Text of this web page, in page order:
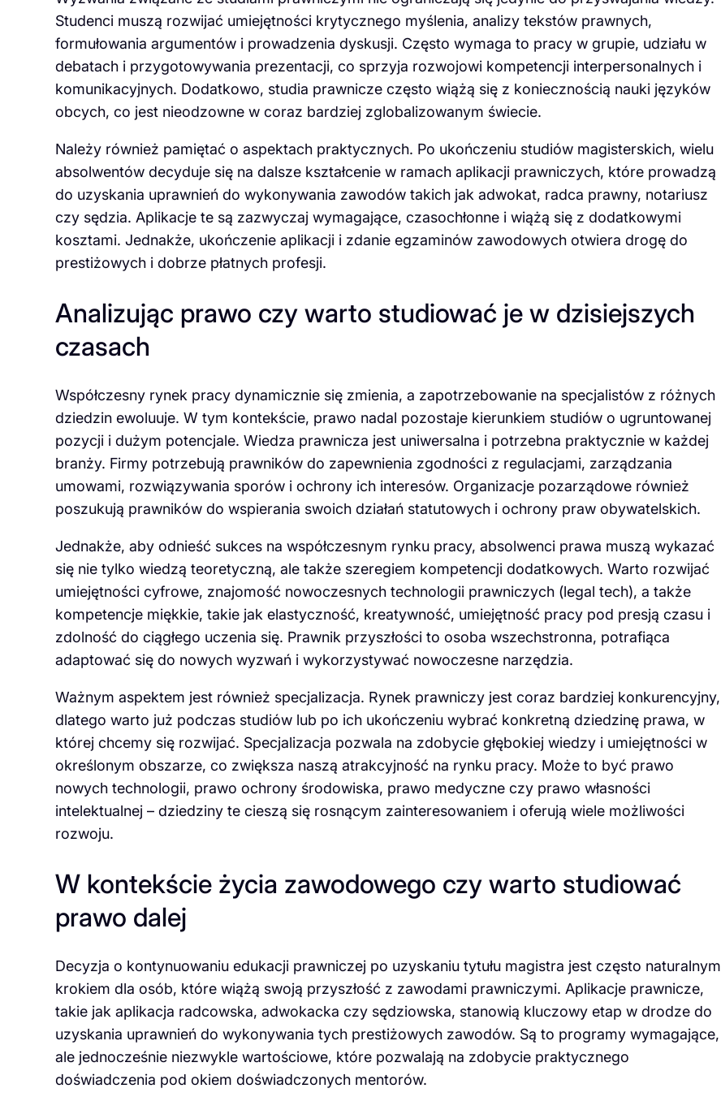
Studenci muszą rozwijać umiejętności krytycznego myślenia, analizy tekstów prawnych,
formułowania argumentów i prowadzenia dyskusji. Często wymaga to pracy w grupie, udziału w
debatach i przygotowywania prezentacji, co sprzyja rozwojowi kompetencji interpersonalnych i
komunikacyjnych. Dodatkowo, studia prawnicze często wiążą się z koniecznością nauki języków
obcych, co jest nieodzowne w coraz bardziej zglobalizowanym świecie.
Należy również pamiętać o aspektach praktycznych. Po ukończeniu studiów magisterskich, wielu
absolwentów decyduje się na dalsze kształcenie w ramach aplikacji prawniczych, które prowadzą
do uzyskania uprawnień do wykonywania zawodów takich jak adwokat, radca prawny, notariusz
czy sędzia. Aplikacje te są zazwyczaj wymagające, czasochłonne i wiążą się z dodatkowymi
kosztami. Jednakże, ukończenie aplikacji i zdanie egzaminów zawodowych otwiera drogę do
prestiżowych i dobrze płatnych profesji.
Analizując prawo czy warto studiować je w dzisiejszych
czasach
Współczesny rynek pracy dynamicznie się zmienia, a zapotrzebowanie na specjalistów z różnych
dziedzin ewoluuje. W tym kontekście, prawo nadal pozostaje kierunkiem studiów o ugruntowanej
pozycji i dużym potencjale. Wiedza prawnicza jest uniwersalna i potrzebna praktycznie w każdej
branży. Firmy potrzebują prawników do zapewnienia zgodności z regulacjami, zarządzania
umowami, rozwiązywania sporów i ochrony ich interesów. Organizacje pozarządowe również
poszukują prawników do wspierania swoich działań statutowych i ochrony praw obywatelskich.
Jednakże, aby odnieść sukces na współczesnym rynku pracy, absolwenci prawa muszą wykazać
się nie tylko wiedzą teoretyczną, ale także szeregiem kompetencji dodatkowych. Warto rozwijać
umiejętności cyfrowe, znajomość nowoczesnych technologii prawniczych (legal tech), a także
kompetencje miękkie, takie jak elastyczność, kreatywność, umiejętność pracy pod presją czasu i
zdolność do ciągłego uczenia się. Prawnik przyszłości to osoba wszechstronna, potrafiąca
adaptować się do nowych wyzwań i wykorzystywać nowoczesne narzędzia.
Ważnym aspektem jest również specjalizacja. Rynek prawniczy jest coraz bardziej konkurencyjny,
dlatego warto już podczas studiów lub po ich ukończeniu wybrać konkretną dziedzinę prawa, w
której chcemy się rozwijać. Specjalizacja pozwala na zdobycie głębokiej wiedzy i umiejętności w
określonym obszarze, co zwiększa naszą atrakcyjność na rynku pracy. Może to być prawo
nowych technologii, prawo ochrony środowiska, prawo medyczne czy prawo własności
intelektualnej – dziedziny te cieszą się rosnącym zainteresowaniem i oferują wiele możliwości
rozwoju.
W kontekście życia zawodowego czy warto studiować
prawo dalej
Decyzja o kontynuowaniu edukacji prawniczej po uzyskaniu tytułu magistra jest często naturalnym
krokiem dla osób, które wiążą swoją przyszłość z zawodami prawniczymi. Aplikacje prawnicze,
takie jak aplikacja radcowska, adwokacka czy sędziowska, stanowią kluczowy etap w drodze do
uzyskania uprawnień do wykonywania tych prestiżowych zawodów. Są to programy wymagające,
ale jednocześnie niezwykle wartościowe, które pozwalają na zdobycie praktycznego
doświadczenia pod okiem doświadczonych mentorów.